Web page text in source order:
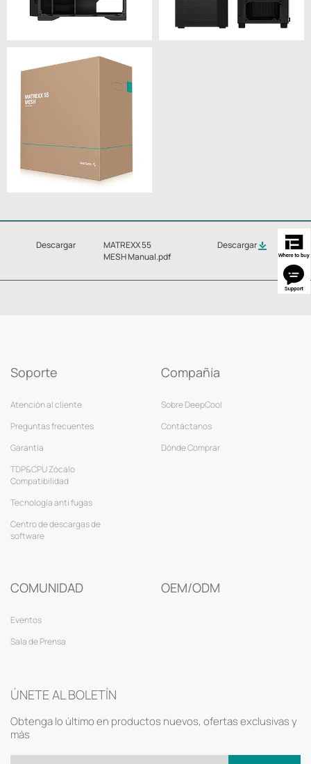
Descargar
MATREXX 55
MESH Manual.pdf
Descargar
Soporte
Atención al cliente
Preguntas frecuentes
Garantía
TDP&CPU Zócalo
Compatibilidad
Tecnología anti fugas
Centro de descargas de
software
Compañía
Sobre DeepCool
Contáctanos
Dónde Comprar
COMUNIDAD
Eventos
Sala de Prensa
OEM/ODM
ÚNETE AL BOLETÍN
Obtenga lo último en productos nuevos, ofertas exclusivas y
más